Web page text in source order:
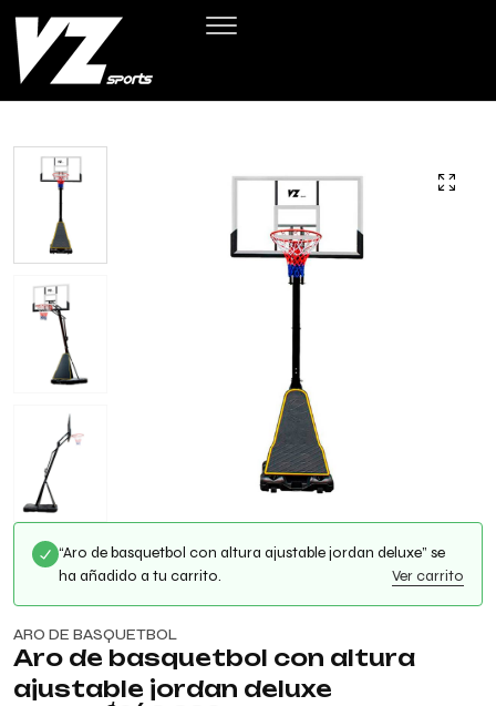
“Aro de basquetbol con altura ajustable jordan deluxe” se
ha añadido a tu carrito.
Ver carrito
ARO DE BASQUETBOL
Aro de basquetbol con altura
ajustable jordan deluxe